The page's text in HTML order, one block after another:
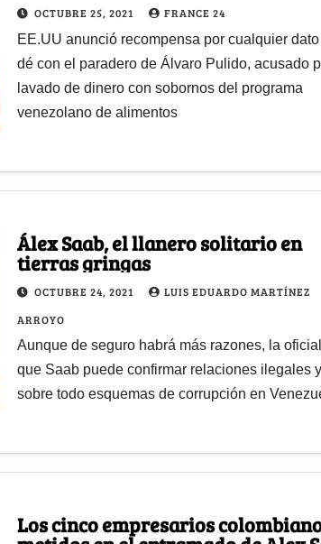
OCTUBRE 25, 2021 FRANCE 24
EE.UU anunció recompensa por cualquier
dé con el paradero de Álvaro Pulido, acusado
lavado de dinero con sobornos del programa
venezolano de alimentos
Álex Saab, el llanero solitario en
tierras gringas
OCTUBRE 24, 2021
LUIS EDUARDO MARTÍNEZ
ARROYO
Aunque de seguro habrá más razones, la
que Saab puede confirmar relaciones ilegales y
sobre todo esquemas de corrupción en
Los cinco empresarios